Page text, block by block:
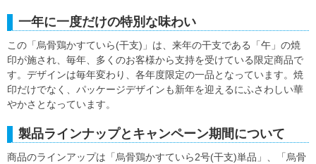
一年に一度だけの特別な味わい
この「烏骨鶏かすていら(干支)」は、来年の干支である「午」の焼
印が施され、毎年、多くのお客様から支持を受けている限定商品で
す。デザインは毎年変わり、各年度限定の一品となっています。焼
印だけでなく、パッケージデザインも新年を迎えるにふさわしい華
やかさとなっています。
製品ラインナップとキャンペーン期間について
商品のラインアップは「烏骨鶏かすていら2号(干支)単品」、「烏骨